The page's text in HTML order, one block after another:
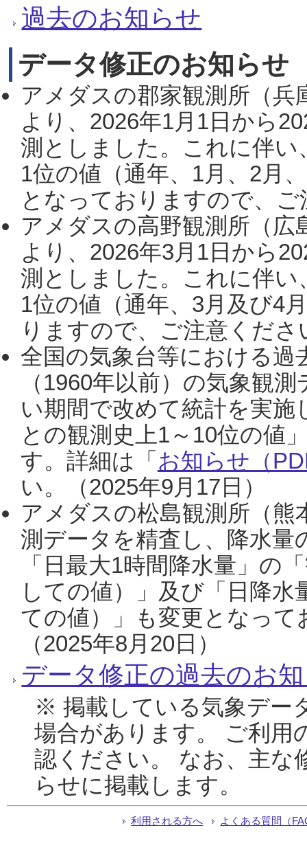
過去のお知らせ
データ修正のお知らせ
アメダスの郡家観測所（
より、2026年1月1日から
測としました。これに伴い
1位の値（通年、1月、2月
となっておりますので、
アメダスの高野観測所（
より、2026年3月1日から
測としました。これに伴い
1位の値（通年、3月及び4
りますので、ご注意くだ
全国の気象台等における過
（1960年以前）の気象観
い期間で改めて統計を実
との観測史上1～10位の値
す。詳細は「 お知らせ（
い。（2025年9月17日）
アメダスの松島観測所（熊
測データを精査し、降水
「日最大1時間降水量」の
しての値）」及び「日降
ての値）」も変更となっ
（2025年8月20日）
データ修正の過去のお
※ 掲載している気象デー
場合があります。 ご利用
認ください。 なお、主な
らせに掲載します。
利用される方へ よくある質問（